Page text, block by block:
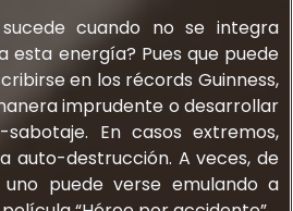
cuando no se integra
esta energía? Pues que puede
en los récords Guinness,
imprudente o desarrollar
En casos extremos,
auto-destrucción. A veces, de
puede verse emulando a